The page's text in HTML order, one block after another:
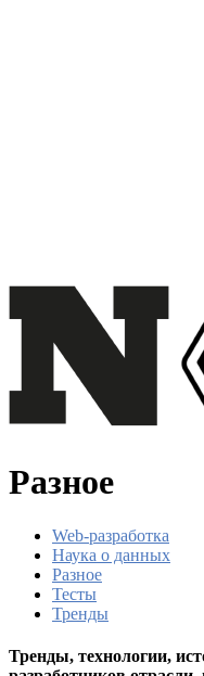
Разное
Web-разработка
Наука о данных
Разное
Тесты
Тренды
Тренды, технологии,